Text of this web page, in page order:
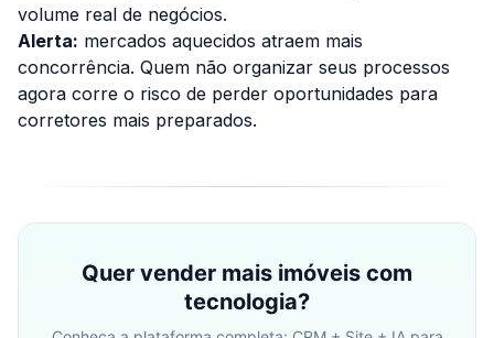
volume real de negócios.
Alerta: mercados aquecidos atraem mais
concorrência. Quem não organizar seus processos
agora corre o risco de perder oportunidades para
corretores mais preparados.
Quer vender mais imóveis com
tecnologia?